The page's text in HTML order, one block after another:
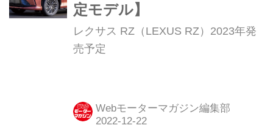
定モデル】
レクサス RZ（LEXUS RZ）2023年発
売予定
Webモーターマガジン編集部